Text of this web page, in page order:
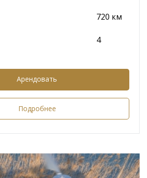
720 км
4
Арендовать
Подробнее